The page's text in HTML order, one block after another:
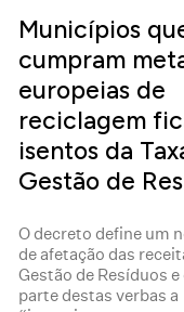
Municípios
cumpram
europeias de
reciclagem
isentos da
Gestão de
O decreto define um
de afetação das
Gestão de Resíduos
parte destas verbas a